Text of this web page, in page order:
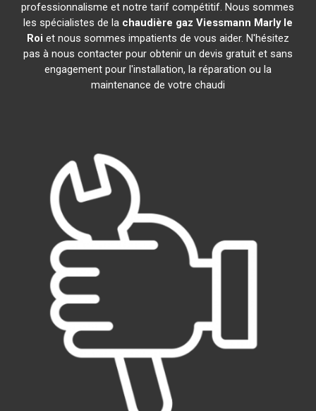
professionnalisme et notre tarif compétitif. Nous sommes
les spécialistes de la chaudière gaz Viessmann Marly le
Roi et nous sommes impatients de vous aider. N'hésitez
pas à nous contacter pour obtenir un devis gratuit et sans
engagement pour l'installation, la réparation ou la
maintenance de votre chaudi